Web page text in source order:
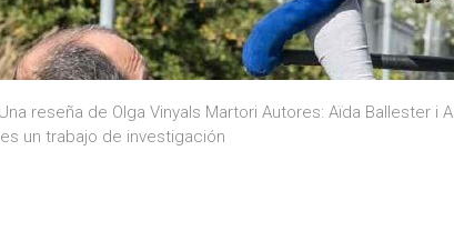
reseña de Olga Vinyals Martori Autores: Aïda Ballester i
un trabajo de investigación